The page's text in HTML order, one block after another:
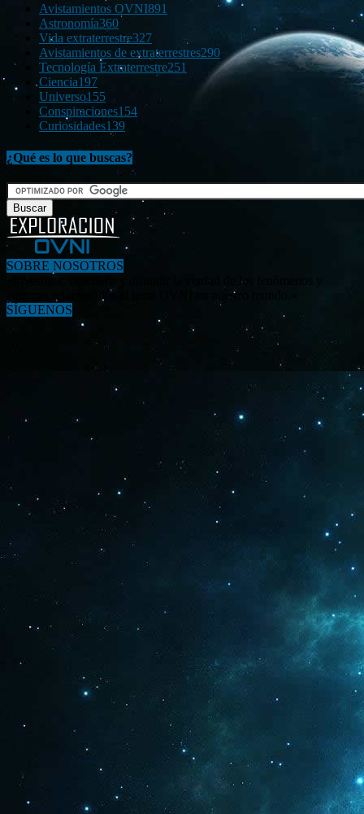
Avistamientos OVNI891
Astronomía360
Vida extraterrestre327
Avistamientos de extraterrestres290
Tecnología Extraterrestre251
Ciencia197
Universo155
Conspiraciones154
Curiosidades139
¿Qué es lo que buscas?
SOBRE NOSOTROS
«Investigar, descubrir y difundir la verdad de los fenómenos y
enigmas relacionados al tema OVNI en nuestro mundo.»
SÍGUENOS